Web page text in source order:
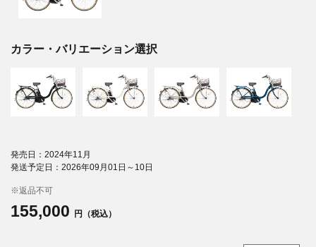
カラー・バリエーション選択
発売日：2024年11月
発送予定日：2026年09月01日～10日
※返品不可
155,000 円（税込）